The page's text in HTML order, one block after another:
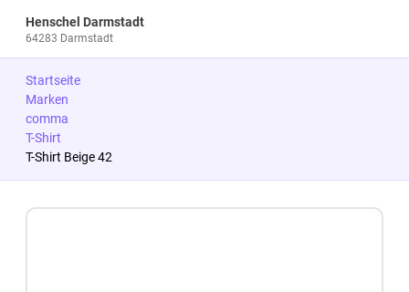
Henschel Darmstadt
64283 Darmstadt
Startseite
Marken
comma
T-Shirt
T-Shirt Beige 42